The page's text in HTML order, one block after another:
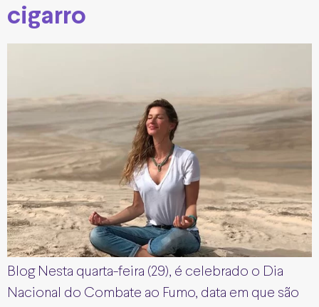
cigarro
Blog Nesta quarta-feira (29), é celebrado o Dia
Nacional do Combate ao Fumo, data em que são